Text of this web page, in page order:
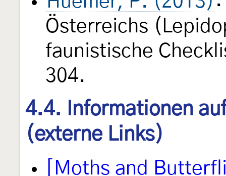
Österreichs
faunistische
304.
4.4. Informationen
(externe Links)
[Moths and